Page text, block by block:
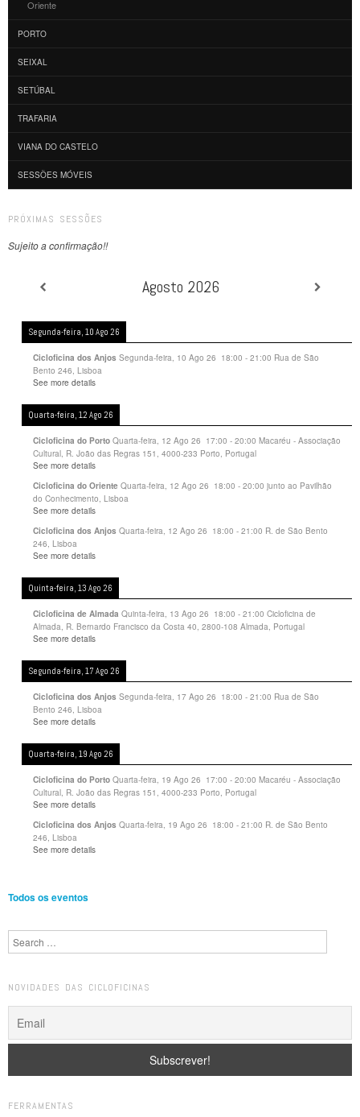
Oriente
PORTO
SEIXAL
SETÚBAL
TRAFARIA
VIANA DO CASTELO
SESSÕES MÓVEIS
PRÓXIMAS SESSÕES
Sujeito a confirmação!!
Agosto 2026
Segunda-feira, 10 Ago 26
Cicloficina dos Anjos Segunda-feira, 10 Ago 26 18:00 - 21:00 Rua de São
Bento 246, Lisboa
See more details
Quarta-feira, 12 Ago 26
Cicloficina do Porto Quarta-feira, 12 Ago 26 17:00 - 20:00 Macaréu - Associação
Cultural, R. João das Regras 151, 4000-233 Porto, Portugal
See more details
Cicloficina do Oriente Quarta-feira, 12 Ago 26 18:00 - 20:00 junto ao Pavilhão
do Conhecimento, Lisboa
See more details
Cicloficina dos Anjos Quarta-feira, 12 Ago 26 18:00 - 21:00 R. de São Bento
246, Lisboa
See more details
Quinta-feira, 13 Ago 26
Cicloficina de Almada Quinta-feira, 13 Ago 26 18:00 - 21:00 Cicloficina de
Almada, R. Bernardo Francisco da Costa 40, 2800-108 Almada, Portugal
See more details
Segunda-feira, 17 Ago 26
Cicloficina dos Anjos Segunda-feira, 17 Ago 26 18:00 - 21:00 Rua de São
Bento 246, Lisboa
See more details
Quarta-feira, 19 Ago 26
Cicloficina do Porto Quarta-feira, 19 Ago 26 17:00 - 20:00 Macaréu - Associação
Cultural, R. João das Regras 151, 4000-233 Porto, Portugal
See more details
Cicloficina dos Anjos Quarta-feira, 19 Ago 26 18:00 - 21:00 R. de São Bento
246, Lisboa
See more details
Todos os eventos
Search
NOVIDADES DAS CICLOFICINAS
FERRAMENTAS